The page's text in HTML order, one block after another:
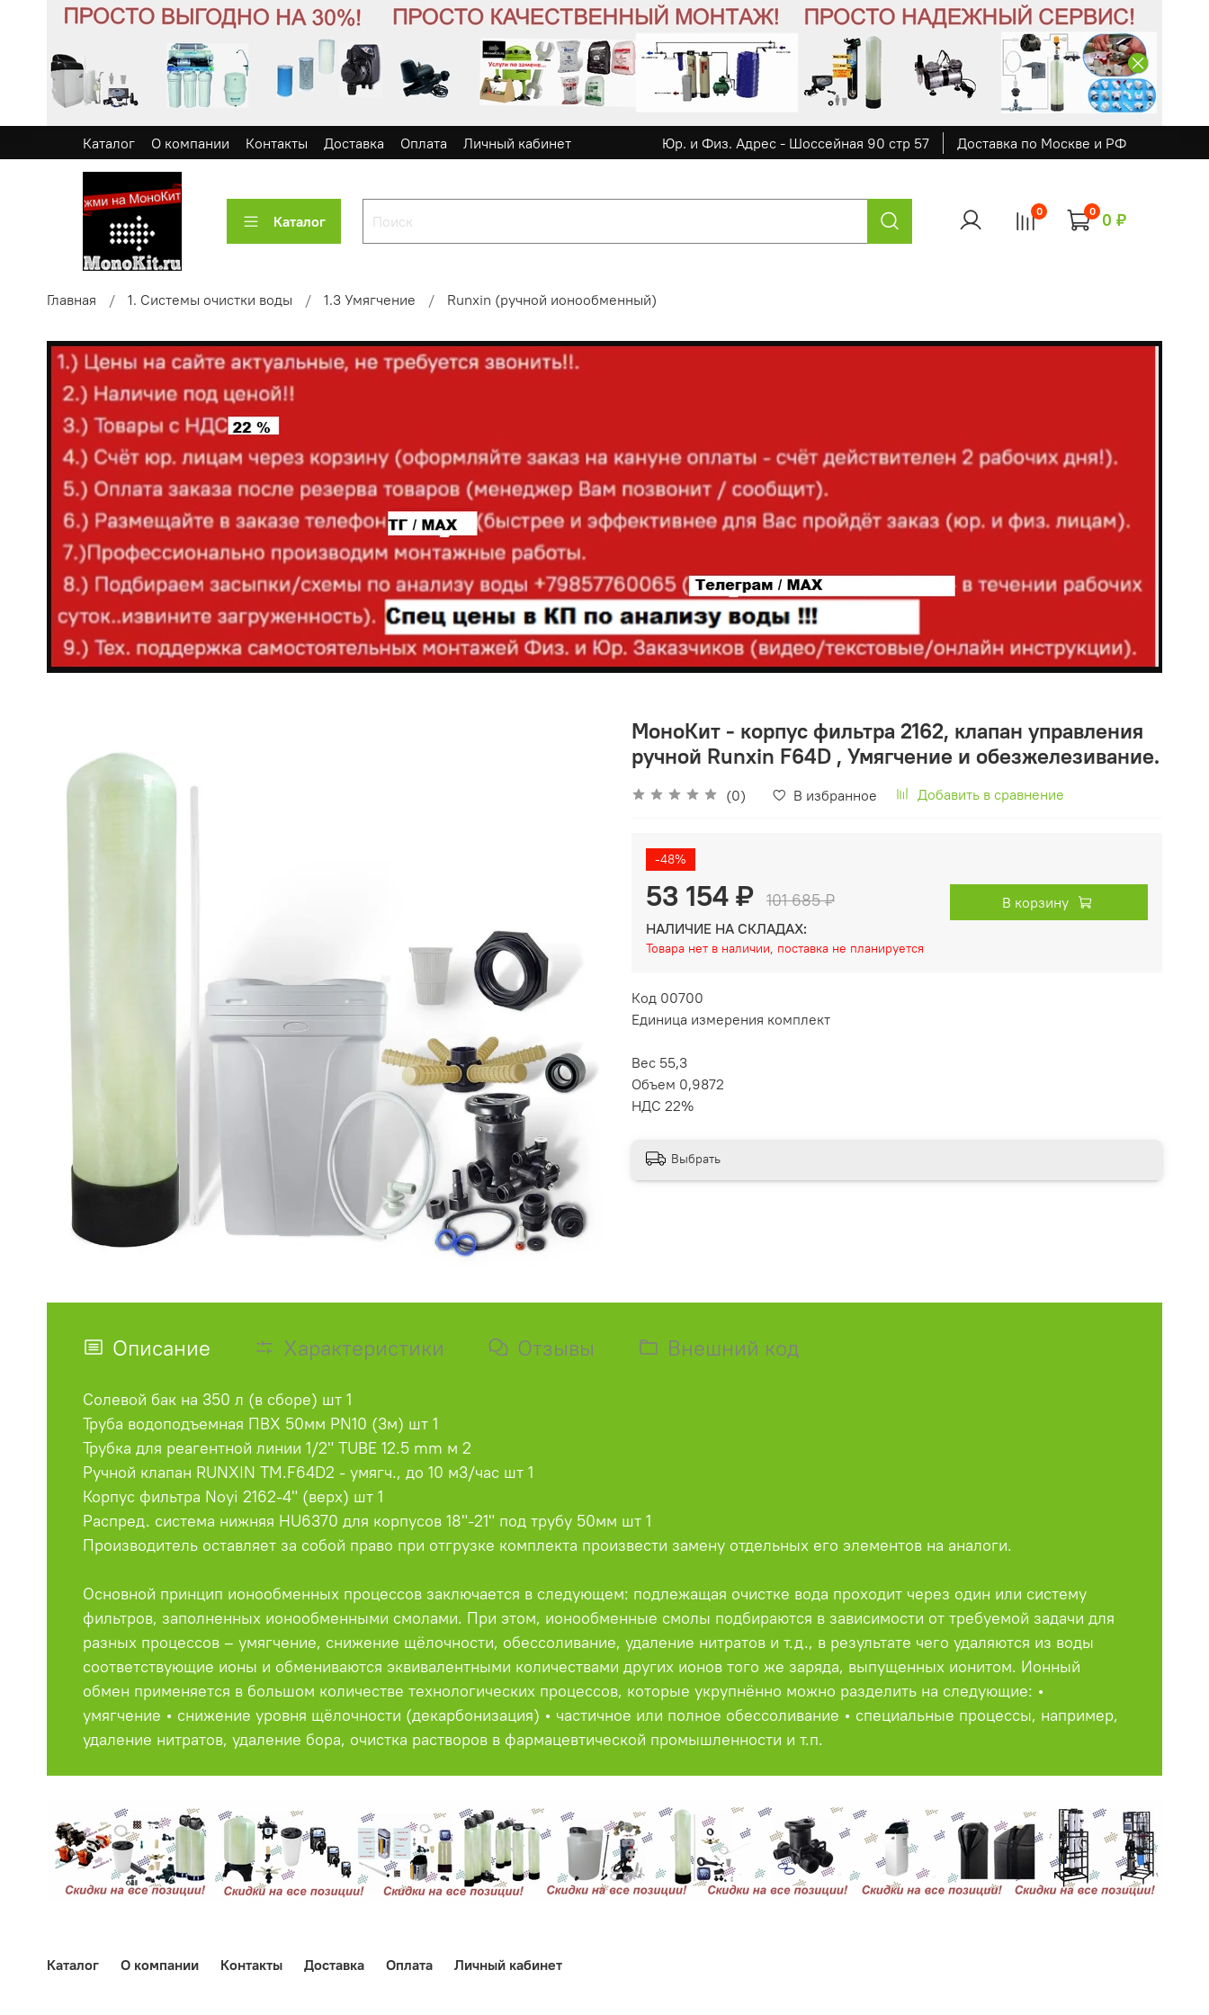
Каталог О компании Контакты Доставка Оплата Личный кабинет Юр. и Физ. Адрес - Шоссейная 90 стр 57 Доставка по Москве и РФ
Каталог
0 0 0 ₽
Главная 1. Системы очистки воды 1.3 Умягчение Runxin (ручной ионообменный)
МоноКит - корпус фильтра 2162, клапан управления
ручной Runxin F64D , Умягчение и обезжелезивание.
(0) В избранное Добавить в сравнение
-48%
53 154 ₽ 101 685 ₽
НАЛИЧИЕ НА СКЛАДАХ:
Товара нет в наличии, поставка не планируется
В корзину
Код 00700
Единица измерения комплект
Вес 55,3
Объем 0,9872
НДС 22%
Выбрать
Описание Характеристики Отзывы Внешний код
Солевой бак на 350 л (в сборе) шт 1
Труба водоподъемная ПВХ 50мм PN10 (3м) шт 1
Трубка для реагентной линии 1/2" TUBE 12.5 mm м 2
Ручной клапан RUNXIN TM.F64D2 - умягч., до 10 м3/час шт 1
Корпус фильтра Noyi 2162-4" (верх) шт 1
Распред. система нижняя HU6370 для корпусов 18"-21" под трубу 50мм шт 1
Производитель оставляет за собой право при отгрузке комплекта произвести замену отдельных его элементов на аналоги.
Основной принцип ионообменных процессов заключается в следующем: подлежащая очистке вода проходит через один или систему
фильтров, заполненных ионообменными смолами. При этом, ионообменные смолы подбираются в зависимости от требуемой задачи для
разных процессов – умягчение, снижение щёлочности, обессоливание, удаление нитратов и т.д., в результате чего удаляются из воды
соответствующие ионы и обмениваются эквивалентными количествами других ионов того же заряда, выпущенных ионитом. Ионный
обмен применяется в большом количестве технологических процессов, которые укрупнённо можно разделить на следующие: •
умягчение • снижение уровня щёлочности (декарбонизация) • частичное или полное обессоливание • специальные процессы, например,
удаление нитратов, удаление бора, очистка растворов в фармацевтической промышленности и т.п.
Каталог О компании Контакты Доставка Оплата Личный кабинет